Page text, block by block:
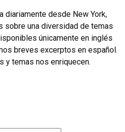
diariamente desde New York,
sobre una diversidad de temas
únicamente en inglés
breves excerptos en español.
y temas nos enriquecen.